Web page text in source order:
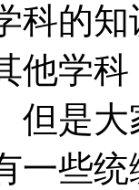
科的
他学
但是
一些